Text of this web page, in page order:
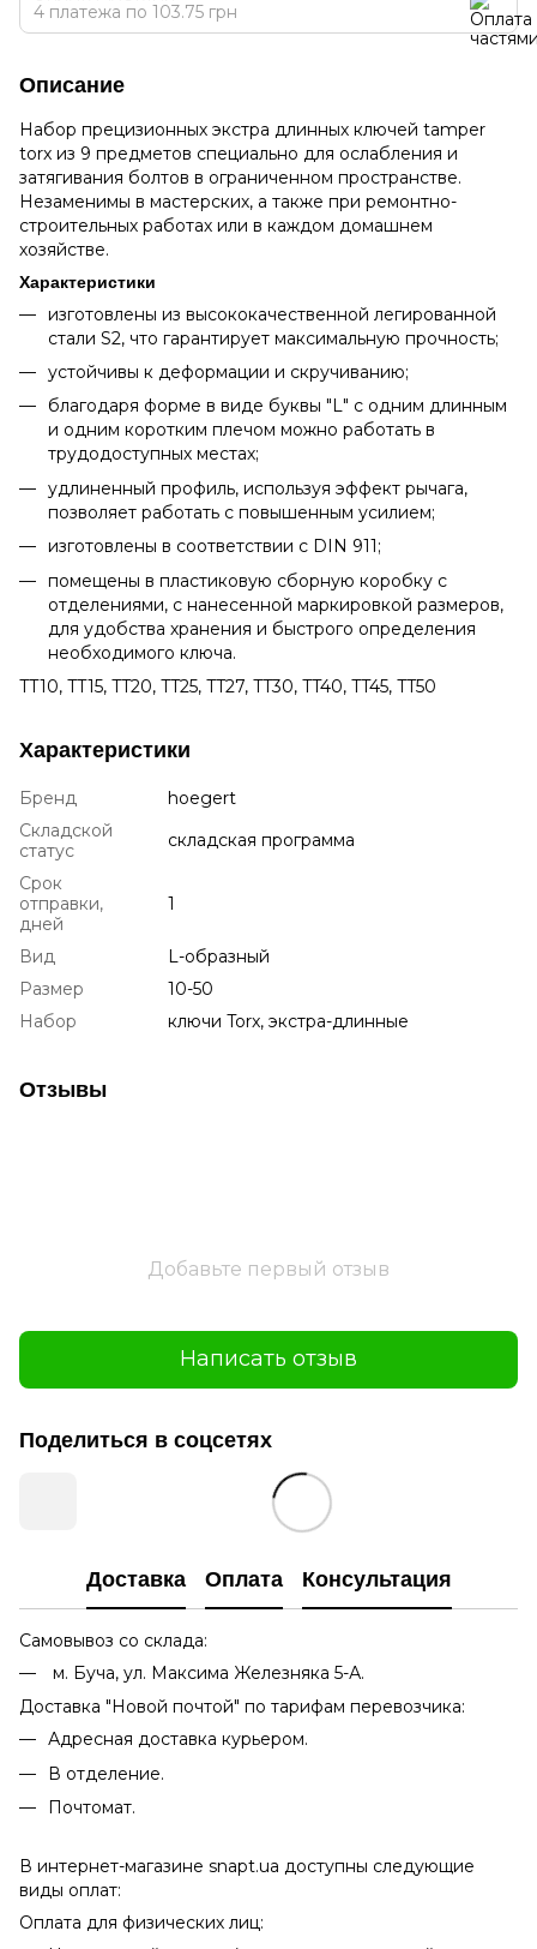
4 платежа по 103.75 грн
Описание
Набор прецизионных экстра длинных ключей tamper
torx из 9 предметов специально для ослабления и
затягивания болтов в ограниченном пространстве.
Незаменимы в мастерских, а также при ремонтно-
строительных работах или в каждом домашнем
хозяйстве.
Характеристики
изготовлены из высококачественной легированной
стали S2, что гарантирует максимальную прочность;
устойчивы к деформации и скручиванию;
благодаря форме в виде буквы "L" с одним длинным
и одним коротким плечом можно работать в
трудодоступных местах;
удлиненный профиль, используя эффект рычага,
позволяет работать с повышенным усилием;
изготовлены в соответствии с DIN 911;
помещены в пластиковую сборную коробку с
отделениями, с нанесенной маркировкой размеров,
для удобства хранения и быстрого определения
необходимого ключа.
TT10, TT15, TT20, TT25, TT27, TT30, TT40, TT45, TT50
Характеристики
Бренд
hoegert
Складской
статус
складская программа
Срок
отправки,
дней
1
Вид
L-образный
Размер
10-50
Набор
ключи Torx, экстра-длинные
Отзывы
Добавьте первый отзыв
Написать отзыв
Поделиться в соцсетях
Доставка Оплата Консультация
Самовывоз со склада:
м. Буча, ул. Максима Железняка 5-А.
Доставка "Новой почтой" по тарифам перевозчика:
Адресная доставка курьером.
В отделение.
Почтомат.
В интернет-магазине snapt.ua доступны следующие
виды оплат:
Оплата для физических лиц: